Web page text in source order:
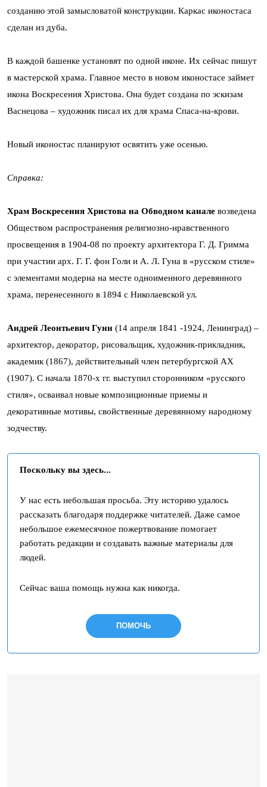
созданию этой замысловатой конструкции. Каркас иконостаса
сделан из дуба.
В каждой башенке установят по одной иконе. Их сейчас пишут
в мастерской храма. Главное место в новом иконостасе займет
икона Воскресения Христова. Она будет создана по эскизам
Васнецова – художник писал их для храма Спаса-на-крови.
Новый иконостас планируют освятить уже осенью.
Справка:
Храм Воскресения Христова на Обводном канале возведена
Обществом распространения религиозно-нравственного
просвещения в 1904-08 по проекту архитектора Г. Д. Гримма
при участии арх. Г. Г. фон Голи и А. Л. Гуна в «русском стиле»
с элементами модерна на месте одноименного деревянного
храма, перенесенного в 1894 с Николаевской ул.
Андрей Леонтьевич Гунн (14 апреля 1841 -1924, Ленинград) –
архитектор, декоратор, рисовальщик, художник-прикладник,
академик (1867), действительный член петербургской АХ
(1907). С начала 1870-х гг. выступил сторонником «русского
стиля», осваивал новые композиционные приемы и
декоративные мотивы, свойственные деревянному народному
зодчеству.
Поскольку вы здесь...
У нас есть небольшая просьба. Эту историю удалось
рассказать благодаря поддержке читателей. Даже самое
небольшое ежемесячное пожертвование помогает
работать редакции и создавать важные материалы для
людей.
Сейчас ваша помощь нужна как никогда.
ПОМОЧЬ